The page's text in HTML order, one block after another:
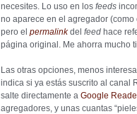
necesites. Lo uso en los feeds
no aparece en el agregador (como
pero el permalinkdel feed hace
página original. Me ahorra mucho
Las otras opciones, menos
indica si ya estás suscrito al canal
salte directamente a Google
agregadores, y unas cuantas